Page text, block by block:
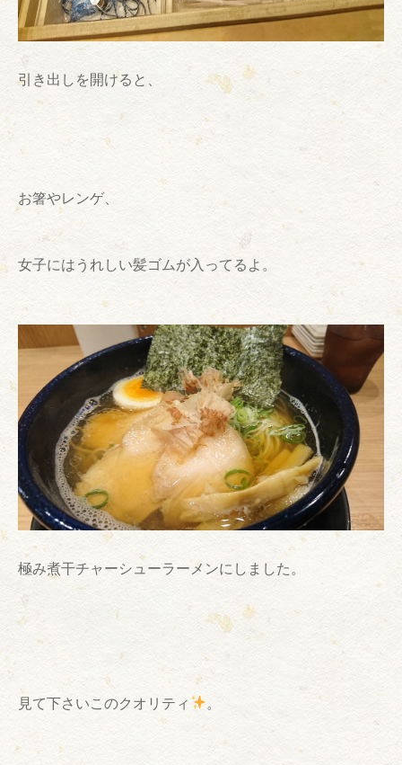
引き出しを開けると、
お箸やレンゲ、
女子にはうれしい髪ゴムが入ってるよ。
極み煮干チャーシューラーメンにしました。
見て下さいこのクオリティ 。